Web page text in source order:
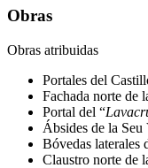
Obras
Obras atribuidas
Portales del
Fachada norte de
Portal del “
Ábsides de la
Bóvedas laterales
Claustro norte de